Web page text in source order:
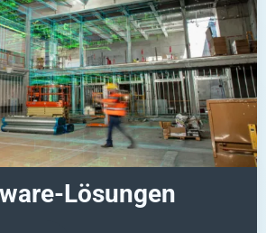
Lösungen